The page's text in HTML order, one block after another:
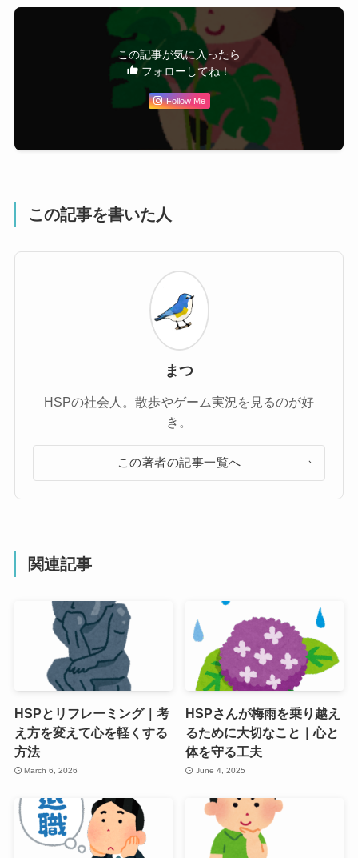
この記事が気に入ったら
フォローしてね！
Follow Me
この記事を書いた人
まつ
HSPの社会人。散歩やゲーム実況を見るのが好
き。
この著者の記事一覧へ
関連記事
HSPとリフレーミング｜考
え方を変えて心を軽くする
方法
March 6, 2026
HSPさんが梅雨を乗り越え
るために大切なこと｜心と
体を守る工夫
June 4, 2025